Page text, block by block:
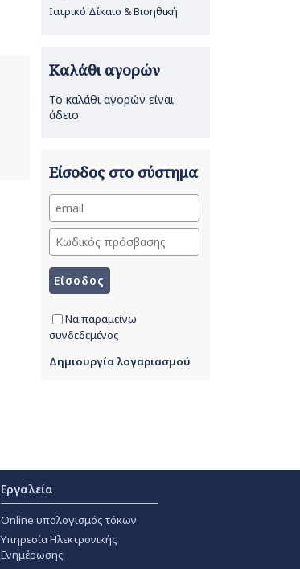
Ιατρικό Δίκαιο & Βιοηθική
Καλάθι αγορών
Το καλάθι αγορών είναι
άδειο
Είσοδος στο σύστημα
Να παραμείνω
συνδεδεμένος
Δημιουργία λογαριασμού
Εργαλεία
Online υπολογισμός τόκων
Υπηρεσία Ηλεκτρονικής
Ενημέρωσης